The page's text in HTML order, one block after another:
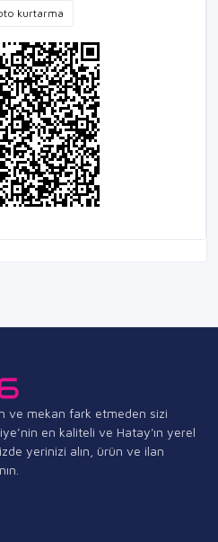
kurtarma
ve mekan fark etmeden sizi
en kaliteli ve Hatay'ın yerel
yerinizi alın, ürün ve ilan